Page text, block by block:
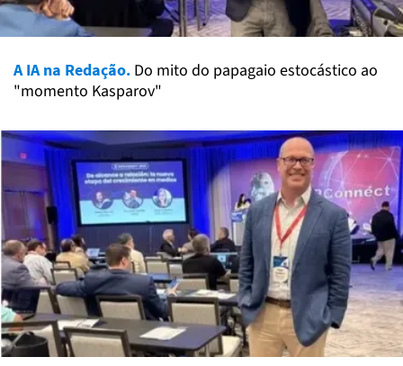
A IA na Redação. Do mito do papagaio estocástico ao
"momento Kasparov"